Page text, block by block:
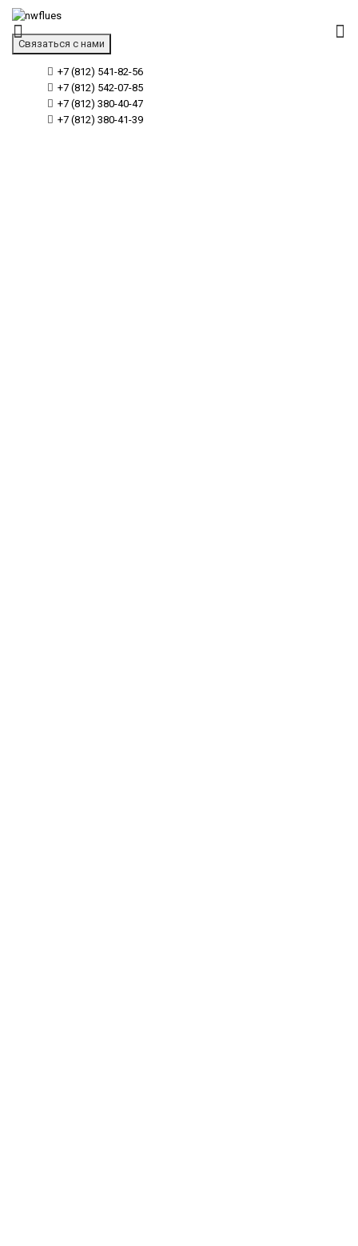
Связаться с нами
+7 (812) 541-82-56
+7 (812) 542-07-85
+7 (812) 380-40-47
+7 (812) 380-41-39